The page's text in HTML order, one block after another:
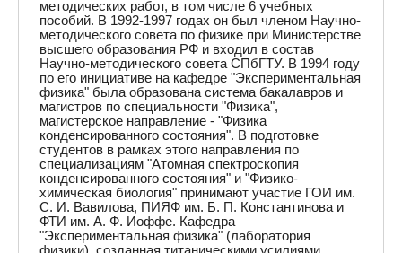
методических работ, в том числе 6 учебных
пособий. В 1992-1997 годах он был членом Научно-
методического совета по физике при Министерстве
высшего образования РФ и входил в состав
Научно-методического совета СПбГТУ. В 1994 году
по его инициативе на кафедре "Экспериментальная
физика" была образована система бакалавров и
магистров по специальности "Физика",
магистерское направление - "Физика
конденсированного состояния". В подготовке
студентов в рамках этого направления по
специализациям "Атомная спектроскопия
конденсированного состояния" и "Физико-
химическая биология" принимают участие ГОИ им.
С. И. Вавилова, ПИЯФ им. Б. П. Константинова и
ФТИ им. А. Ф. Иоффе. Кафедра
"Экспериментальная физика" (лаборатория